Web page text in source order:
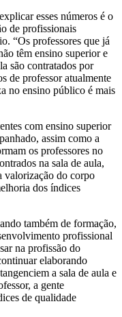
esses números é o
de profissionais
“Os professores que já
têm ensino superior e
são contratados por
de professor atualmente
no ensino público é mais
com ensino superior
assim como a
os professores no
na sala de aula,
valorização do corpo
dos índices
também de formação,
profissional
na profissão do
elaborando
a sala de aula e
a gente
de qualidade